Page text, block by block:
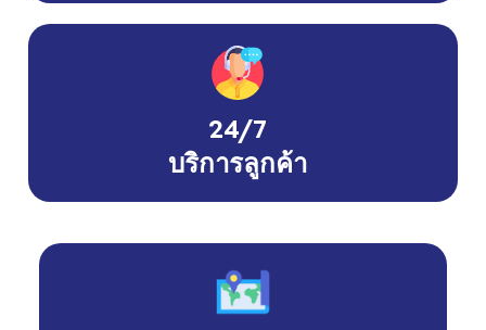
24/7
บริการลูกค้า